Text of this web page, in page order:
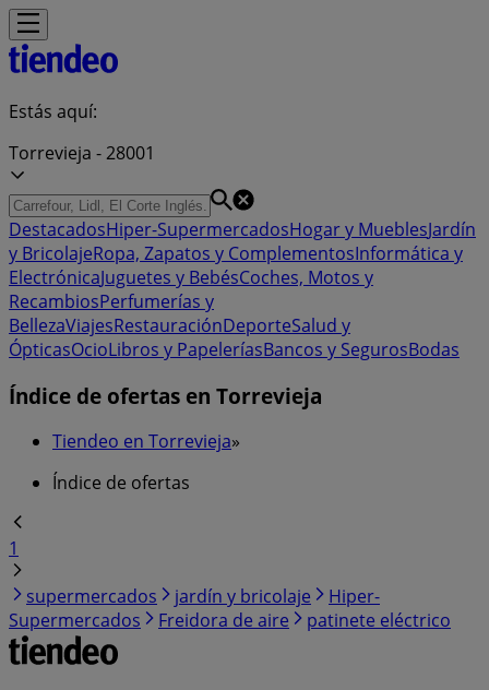
Estás aquí:
Torrevieja - 28001
DestacadosHiper-SupermercadosHogar y MueblesJardín
y BricolajeRopa, Zapatos y ComplementosInformática y
ElectrónicaJuguetes y BebésCoches, Motos y
RecambiosPerfumerías y
BellezaViajesRestauraciónDeporteSalud y
ÓpticasOcioLibros y PapeleríasBancos y SegurosBodas
Índice de ofertas en Torrevieja
Tiendeo en Torrevieja»
Índice de ofertas
1
supermercados
jardín y bricolaje
Hiper-
Supermercados
Freidora de aire patinete eléctrico